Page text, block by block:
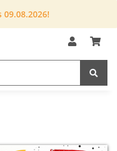
09.08.2026!